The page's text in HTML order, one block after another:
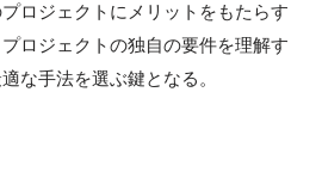
ロジェクトにメリットをもたらす
ロジェクトの独自の要件を理解す
な手法を選ぶ鍵となる。